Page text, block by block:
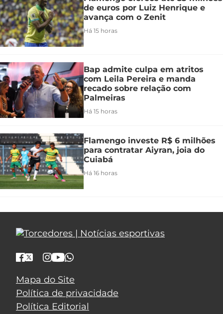
de euros por Luiz Henrique e
avança com o Zenit
Há 15 horas
Bap admite culpa em atritos
com Leila Pereira e manda
recado sobre relação com
Palmeiras
Há 15 horas
Flamengo investe R$ 6 milhões
para contratar Aiyran, joia do
Cuiabá
Há 16 horas
Mapa do Site
Política de privacidade
Política Editorial